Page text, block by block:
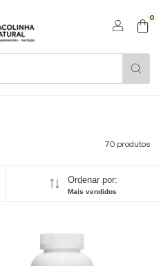
0
70 produtos
Ordenar por:
Mais vendidos